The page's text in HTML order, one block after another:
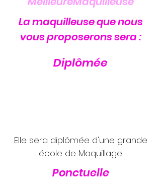
La maquilleuse que nous
vous proposerons sera :
Diplômée
Elle sera diplômée d'une grande
école de Maquillage
Ponctuelle